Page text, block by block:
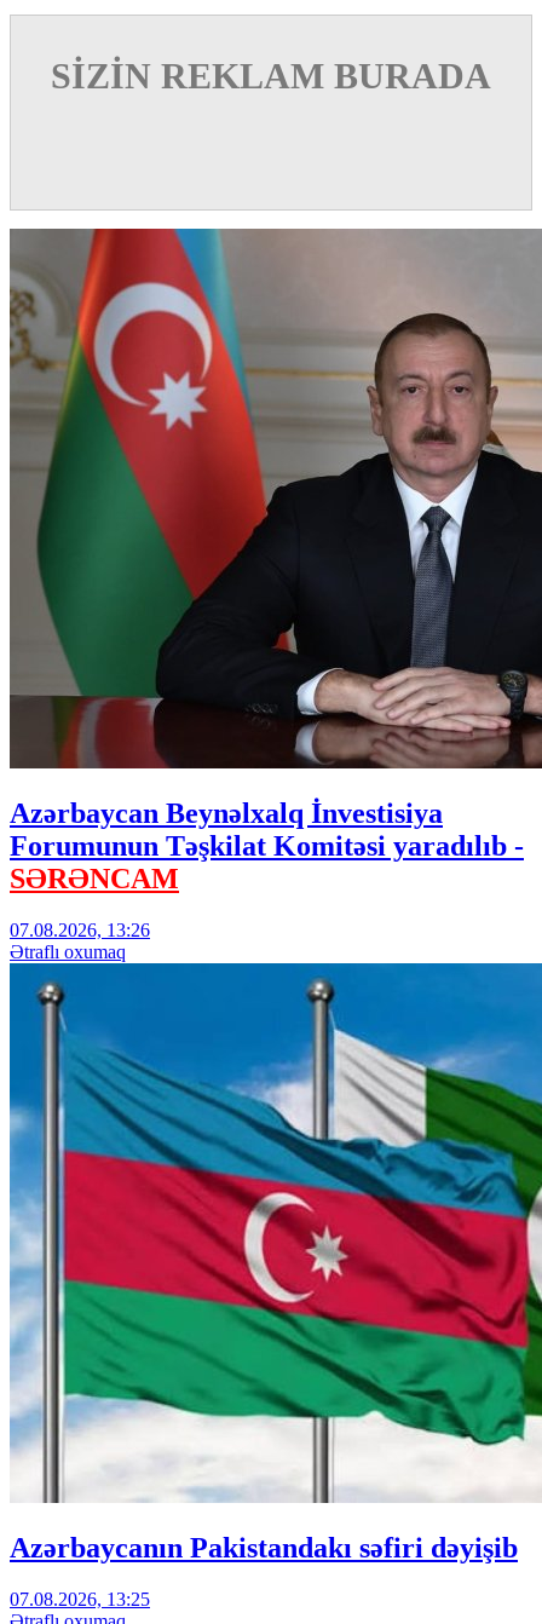
SİZİN REKLAM BURADA
Azərbaycan Beynəlxalq İnvestisiya
Forumunun Təşkilat Komitəsi yaradılıb -
SƏRƏNCAM
07.08.2026, 13:26
Ətraflı oxumaq
Azərbaycanın Pakistandakı səfiri dəyişib
07.08.2026, 13:25